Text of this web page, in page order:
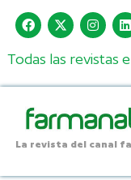
Todas las revistas
La revista del canal